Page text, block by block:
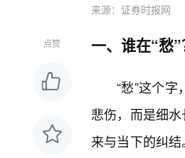
来源：证券时报网
点赞 一、谁在“愁
“愁”这个
悲伤，而是细
来与当下的纠